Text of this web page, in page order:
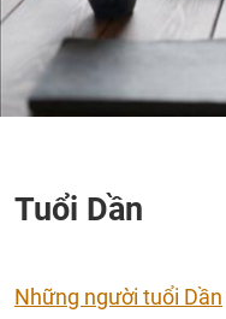
Tuổi Dần
Những người tuổi Dần